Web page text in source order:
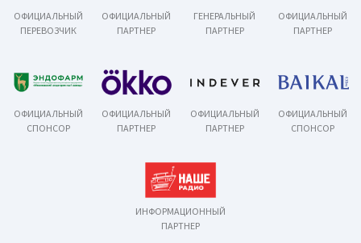
ОФИЦИАЛЬНЫЙ
ПЕРЕВОЗЧИК
ОФИЦИАЛЬНЫЙ
ПАРТНЕР
ГЕНЕРАЛЬНЫЙ
ПАРТНЕР
ОФИЦИАЛЬНЫЙ
ПАРТНЕР
ОФИЦИАЛЬНЫЙ
СПОНСОР
ОФИЦИАЛЬНЫЙ
ПАРТНЕР
ОФИЦИАЛЬНЫЙ
ПАРТНЕР
ОФИЦИАЛЬНЫЙ
СПОНСОР
ИНФОРМАЦИОННЫЙ
ПАРТНЕР